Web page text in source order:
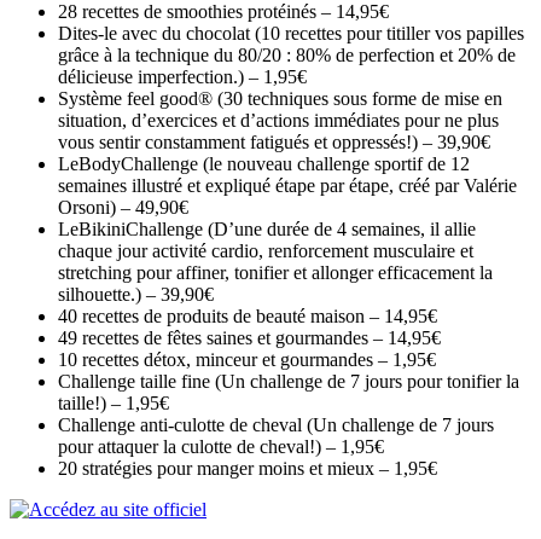
28 recettes de smoothies protéinés – 14,95€
Dites-le avec du chocolat (10 recettes pour titiller vos papilles
grâce à la technique du 80/20 : 80% de perfection et 20% de
délicieuse imperfection.) – 1,95€
Système feel good® (30 techniques sous forme de mise en
situation, d’exercices et d’actions immédiates pour ne plus
vous sentir constamment fatigués et oppressés!) – 39,90€
LeBodyChallenge (le nouveau challenge sportif de 12
semaines illustré et expliqué étape par étape, créé par Valérie
Orsoni) – 49,90€
LeBikiniChallenge (D’une durée de 4 semaines, il allie
chaque jour activité cardio, renforcement musculaire et
stretching pour affiner, tonifier et allonger efficacement la
silhouette.) – 39,90€
40 recettes de produits de beauté maison – 14,95€
49 recettes de fêtes saines et gourmandes – 14,95€
10 recettes détox, minceur et gourmandes – 1,95€
Challenge taille fine (Un challenge de 7 jours pour tonifier la
taille!) – 1,95€
Challenge anti-culotte de cheval (Un challenge de 7 jours
pour attaquer la culotte de cheval!) – 1,95€
20 stratégies pour manger moins et mieux – 1,95€